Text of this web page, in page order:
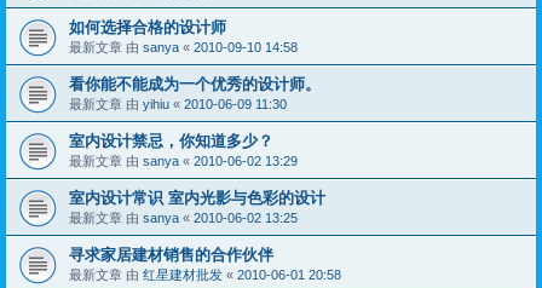
如何选择合格的设计师
最新文章 由 sanya « 2010-09-10 14:58
看你能不能成为一个优秀的设计师。
最新文章 由 yihiu « 2010-06-09 11:30
室内设计禁忌，你知道多少？
最新文章 由 sanya « 2010-06-02 13:29
室内设计常识 室内光影与色彩的设计
最新文章 由 sanya « 2010-06-02 13:25
寻求家居建材销售的合作伙伴
最新文章 由 红星建材批发 « 2010-06-01 20:58